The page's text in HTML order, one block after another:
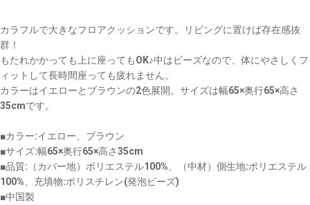
カラフルで大きなフロアクッションです。リビングに置けば存在感抜
群！
もたれかかっても上に座ってもOK♪中はビーズなので、体にやさしくフ
ィットして長時間座っても疲れません。
カラーはイエローとブラウンの2色展開。サイズは幅65×奥行65×高さ
35cmです。
■カラー:イエロー、ブラウン
■サイズ:幅65×奥行65×高さ35cm
■品質:（カバー地）ポリエステル100%、（中材）側生地:ポリエステル
100%、充填物:ポリスチレン(発泡ビーズ)
■中国製